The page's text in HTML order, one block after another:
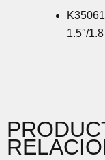
1.5″/1.8